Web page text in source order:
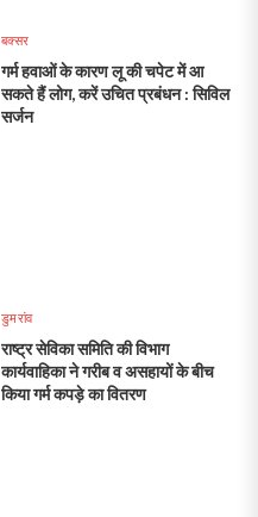
बक्सर
गर्म हवाओं के कारण लू की चपेट में आ
सकते हैं लोग, करें उचित प्रबंधन : सिविल
सर्जन
डुमरांव
राष्ट्र सेविका समिति की विभाग
कार्यवाहिका ने गरीब व असहायों के बीच
किया गर्म कपड़े का वितरण